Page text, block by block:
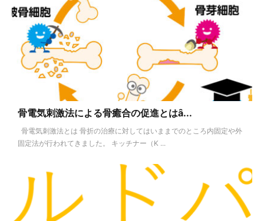
骨電気刺激法による骨癒合の促進とはȃ...
骨電気刺激法とは 骨折の治療に対してはいままでのところ内固定や外
固定法が行われてきました。 キッチナー（K ...